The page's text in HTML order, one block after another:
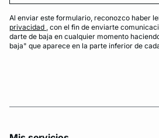
Al enviar este formulario, reconozco haber
privacidad , con el fin de enviarte
darte de baja en cualquier momento
baja" que aparece en la parte inferior de